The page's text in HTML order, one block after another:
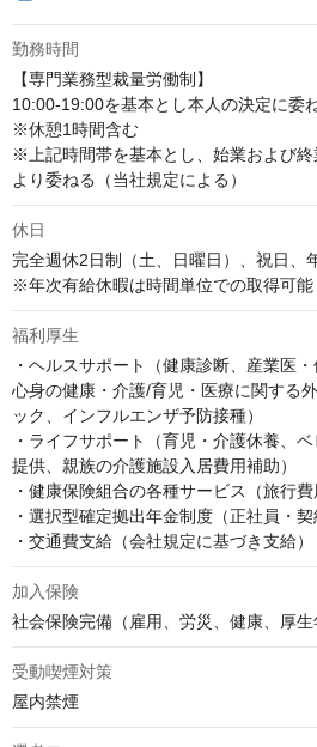
勤務時間
【専門業務型裁量労働制】
10:00-19:00を基本とし本人の決定に委
※休憩1時間含む
※上記時間帯を基本とし、始業および
より委ねる（当社規定による）
休日
完全週休2日制（土、日曜日）、祝日、
※年次有給休暇は時間単位での取得可能
福利厚生
・ヘルスサポート（健康診断、産業医
心身の健康・介護/育児・医療に関する
ック、インフルエンザ予防接種）
・ライフサポート（育児・介護休養、
提供、親族の介護施設入居費用補助）
・健康保険組合の各種サービス（旅行
・選択型確定拠出年金制度（正社員・契
・交通費支給（会社規定に基づき支給）
加入保険
社会保険完備（雇用、労災、健康、厚生
受動喫煙対策
屋内禁煙